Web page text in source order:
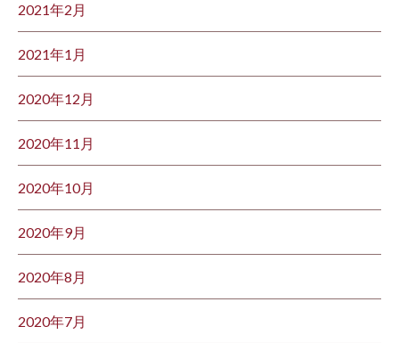
2021年2月
2021年1月
2020年12月
2020年11月
2020年10月
2020年9月
2020年8月
2020年7月